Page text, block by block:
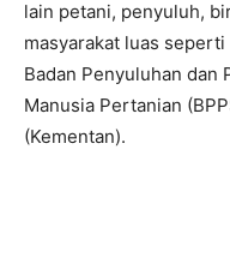
lain petani, penyuluh,
masyarakat luas
Badan Penyuluhan dan
Manusia Pertanian
(Kementan).